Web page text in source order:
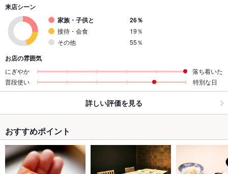
来店シーン
家族・子供と
26％
接待・会食
19％
その他
55％
お店の雰囲気
にぎやか
落ち着いた
普段使い
特別な日
詳しい評価を見る
おすすめポイント